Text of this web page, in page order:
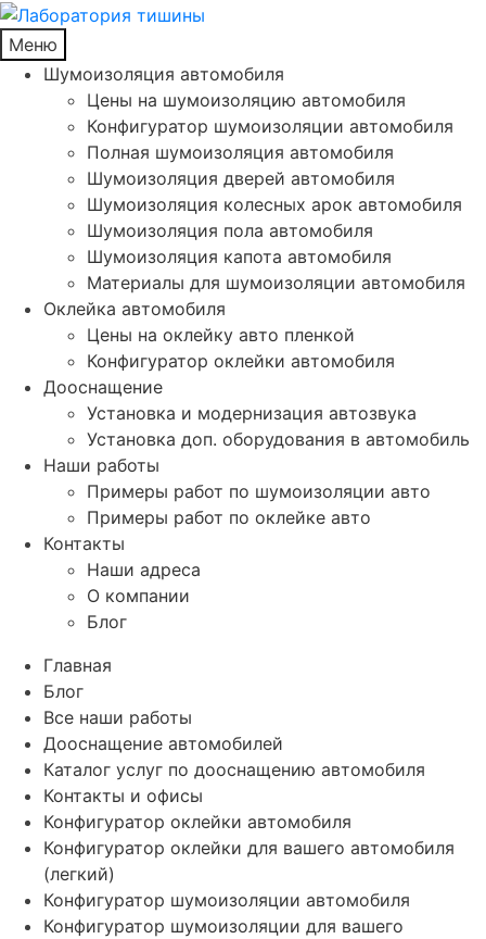
Меню
Шумоизоляция автомобиля
Цены на шумоизоляцию автомобиля
Конфигуратор шумоизоляции автомобиля
Полная шумоизоляция автомобиля
Шумоизоляция дверей автомобиля
Шумоизоляция колесных арок автомобиля
Шумоизоляция пола автомобиля
Шумоизоляция капота автомобиля
Материалы для шумоизоляции автомобиля
Оклейка автомобиля
Цены на оклейку авто пленкой
Конфигуратор оклейки автомобиля
Дооснащение
Установка и модернизация автозвука
Установка доп. оборудования в автомобиль
Наши работы
Примеры работ по шумоизоляции авто
Примеры работ по оклейке авто
Контакты
Наши адреса
О компании
Блог
Главная
Блог
Все наши работы
Дооснащение автомобилей
Каталог услуг по дооснащению автомобиля
Контакты и офисы
Конфигуратор оклейки автомобиля
Конфигуратор оклейки для вашего автомобиля
(легкий)
Конфигуратор шумоизоляции автомобиля
Конфигуратор шумоизоляции для вашего